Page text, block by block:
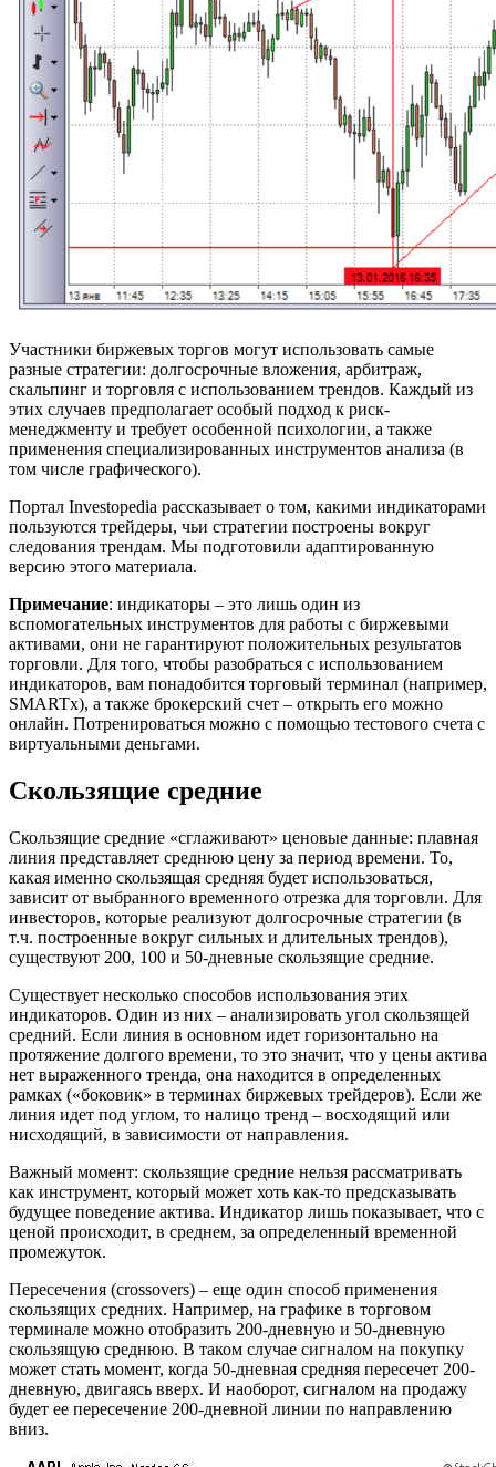
Участники биржевых торгов могут использовать самые
разные стратегии: долгосрочные вложения, арбитраж,
скальпинг и торговля с использованием трендов. Каждый из
этих случаев предполагает особый подход к риск-
менеджменту и требует особенной психологии, а также
применения специализированных инструментов анализа (в
том числе графического).
Портал Investopedia рассказывает о том, какими индикаторами
пользуются трейдеры, чьи стратегии построены вокруг
следования трендам. Мы подготовили адаптированную
версию этого материала.
Примечание: индикаторы – это лишь один из
вспомогательных инструментов для работы с биржевыми
активами, они не гарантируют положительных результатов
торговли. Для того, чтобы разобраться с использованием
индикаторов, вам понадобится торговый терминал (например,
SMARTx), а также брокерский счет – открыть его можно
онлайн. Потренироваться можно с помощью тестового счета с
виртуальными деньгами.
Скользящие средние
Скользящие средние «сглаживают» ценовые данные: плавная
линия представляет среднюю цену за период времени. То,
какая именно скользящая средняя будет использоваться,
зависит от выбранного временного отрезка для торговли. Для
инвесторов, которые реализуют долгосрочные стратегии (в
т.ч. построенные вокруг сильных и длительных трендов),
существуют 200, 100 и 50-дневные скользящие средние.
Существует несколько способов использования этих
индикаторов. Один из них – анализировать угол скользящей
средний. Если линия в основном идет горизонтально на
протяжение долгого времени, то это значит, что у цены актива
нет выраженного тренда, она находится в определенных
рамках («боковик» в терминах биржевых трейдеров). Если же
линия идет под углом, то налицо тренд – восходящий или
нисходящий, в зависимости от направления.
Важный момент: скользящие средние нельзя рассматривать
как инструмент, который может хоть как-то предсказывать
будущее поведение актива. Индикатор лишь показывает, что с
ценой происходит, в среднем, за определенный временной
промежуток.
Пересечения (crossovers) – еще один способ применения
скользящих средних. Например, на графике в торговом
терминале можно отобразить 200-дневную и 50-дневную
скользящую среднюю. В таком случае сигналом на покупку
может стать момент, когда 50-дневная средняя пересечет 200-
дневную, двигаясь вверх. И наоборот, сигналом на продажу
будет ее пересечение 200-дневной линии по направлению
вниз.